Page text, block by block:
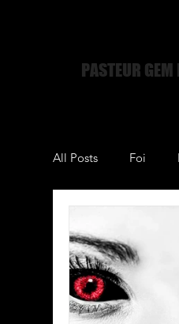
PASTEUR
All Posts Foi